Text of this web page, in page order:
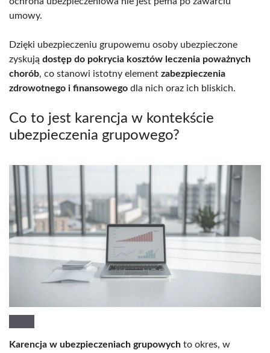
umowy.
Dzięki ubezpieczeniu grupowemu osoby ubezpieczone
zyskują dostęp do pokrycia kosztów leczenia poważnych
chorób, co stanowi istotny element zabezpieczenia
zdrowotnego i finansowego dla nich oraz ich bliskich.
Co to jest karencja w kontekście
ubezpieczenia grupowego?
Karencja w ubezpieczeniach grupowych to okres, w